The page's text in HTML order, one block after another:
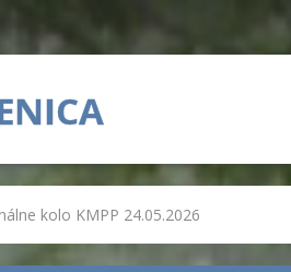
kolo KMPP 24.05.2026